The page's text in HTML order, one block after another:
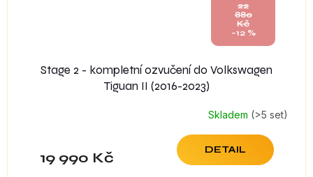
22
880
Kč
–12 %
Stage 2 - kompletní ozvučení do Volkswagen
Tiguan II (2016-2023)
Skladem (>5 set)
19 990 Kč DETAIL